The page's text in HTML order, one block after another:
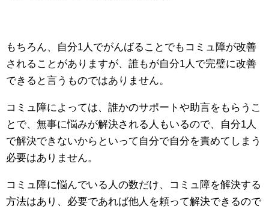
もちろん、自分1人でがんばることでもコミュ障が改善
されることがありますが、誰もが自分1人で完璧に改善
できると言うものではありません。
コミュ障によっては、誰かのサポートや助言をもらうこ
とで、無事に悩みが解決される人もいるので、自分1人
で解決できないからといって自分で自分を責めてしまう
必要はありません。
コミュ障に悩んでいる人の数だけ、コミュ障を解決する
方法はあり、必要であれば他人を頼って解決できるので